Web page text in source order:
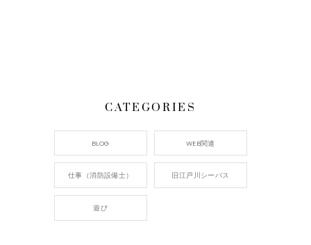
CATEGORIES
BLOG WEB関連
仕事（消防設備士） 旧江戸川シーバス
遊び